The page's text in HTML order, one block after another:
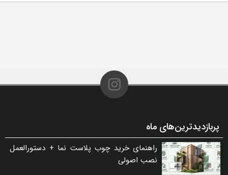
پربازدیدترین‌های ماه
راهنمای خرید چوب پلاست نما + دستورالعمل
نصب اصولی